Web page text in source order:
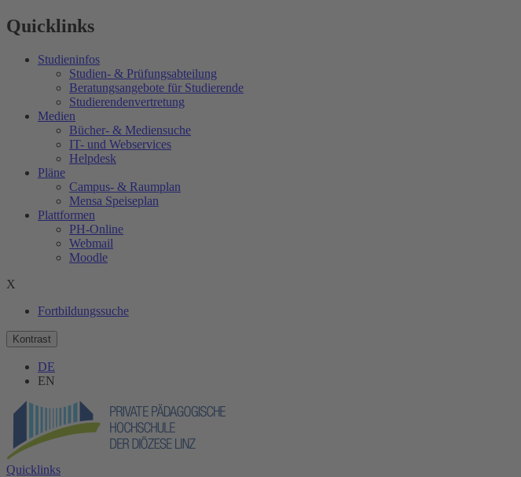
Quicklinks
Studieninfos
Studien- & Prüfungsabteilung
Beratungsangebote für Studierende
Studierendenvertretung
Medien
Bücher- & Mediensuche
IT- und Webservices
Helpdesk
Pläne
Campus- & Raumplan
Mensa Speiseplan
Plattformen
PH-Online
Webmail
Moodle
X
Fortbildungssuche
Kontrast
DE
EN
Quicklinks